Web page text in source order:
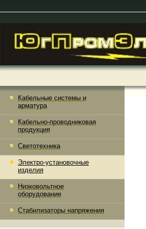
Кабельные системы и
арматура
Кабельно-проводниковая
продукция
Светотехника
Электро-установочные
изделия
Низковольтное
оборудование
Стабилизаторы напряжения